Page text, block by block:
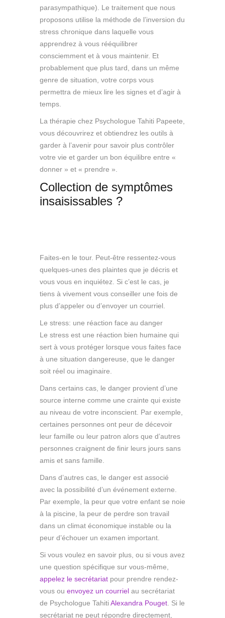
parasympathique). Le traitement que nous
proposons utilise la méthode de l’inversion du
stress chronique dans laquelle vous
apprendrez à vous rééquilibrer
consciemment et à vous maintenir. Et
probablement que plus tard, dans un même
genre de situation, votre corps vous
permettra de mieux lire les signes et d’agir à
temps.
La thérapie chez Psychologue Tahiti Papeete,
vous découvrirez et obtiendrez les outils à
garder à l’avenir pour savoir plus contrôler
votre vie et garder un bon équilibre entre «
donner » et « prendre ».
Collection de symptômes
insaisissables ?
Faites-en le tour. Peut-être ressentez-vous
quelques-unes des plaintes que je décris et
vous vous en inquiétez. Si c’est le cas, je
tiens à vivement vous conseiller une fois de
plus d’appeler ou d’envoyer un courriel.
Le stress: une réaction face au danger
Le stress est une réaction bien humaine qui
sert à vous protéger lorsque vous faites face
à une situation dangereuse, que le danger
soit réel ou imaginaire.
Dans certains cas, le danger provient d’une
source interne comme une crainte qui existe
au niveau de votre inconscient. Par exemple,
certaines personnes ont peur de décevoir
leur famille ou leur patron alors que d’autres
personnes craignent de finir leurs jours sans
amis et sans famille.
Dans d’autres cas, le danger est associé
avec la possibilité d’un événement externe.
Par exemple, la peur que votre enfant se noie
à la piscine, la peur de perdre son travail
dans un climat économique instable ou la
peur d’échouer un examen important.
Si vous voulez en savoir plus, ou si vous avez
une question spécifique sur vous-même,
appelez le secrétariat pour prendre rendez-
vous ou envoyez un courriel au secrétariat
de Psychologue Tahiti Alexandra Pouget . Si le
secrétariat ne peut répondre directement,